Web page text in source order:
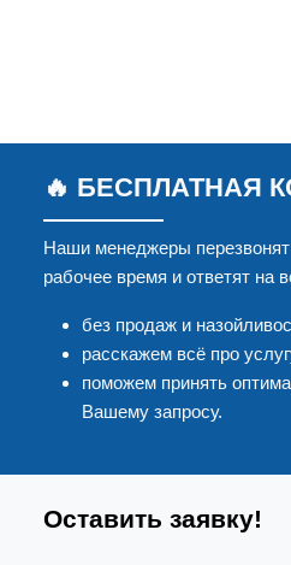
🔥 БЕСПЛАТНАЯ
Наши менеджеры перезвонят
рабочее время и ответят на
без продаж и
расскажем всё про
поможем принять
Вашему запросу.
Оставить заявку!